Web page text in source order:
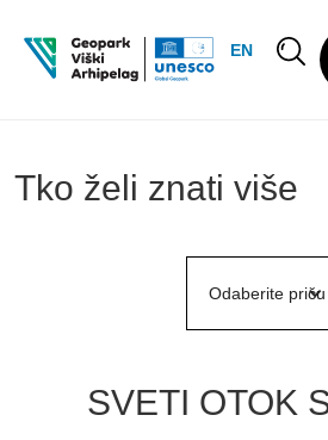
EN
Tko želi znati više
Odaberite priču
SVETI OTOK